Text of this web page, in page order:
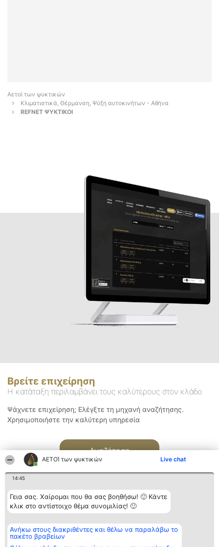
ΑΕΤΟΊ των ψυκτικών Live chat
14:45
Γεια σας. Χαίρομαι που θα σας βοηθήσω! 🙂 Κάντε
κλικ στο αντίστοιχο θέμα συνομιλίας! 🙂
Ανήκω στους διακριθέντες και θέλω να παραλάβω το
πακέτο βραβείων
Αετοί των ψυκτικών
Κλιματιστικά, Θέρμανση, Ψύξη αυτοκινήτων - Αθήνα
REFNET ΨΥΚΤΙΚΟΙ
Βρείτε επιχείρηση
Η κατάταξη περιλαμβάνει τους καλύτερους στον κλάδο
Ψάχνετε επιχείρηση; Ελέγξτε τη μηχανή αναζήτησης.
Χρησιμοποιήστε την καλύτερη υπηρεσία
Αναζήτηση
Διοργανωτής της
κατάταξης
BEAUTIFUL COMPANY
Κατάταξη
Διακριθέντες
των
Επικοινωνία
Επικοινωνία